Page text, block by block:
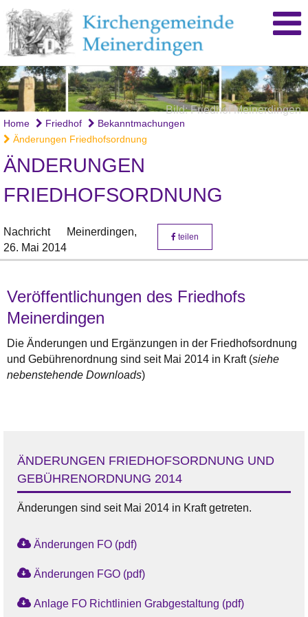
Bild: Friedhof Meinerdingen
Home Friedhof
Bekanntmachungen
Änderungen Friedhofsordnung
ÄNDERUNGEN
FRIEDHOFSORDNUNG
Nachricht
Meinerdingen,
26. Mai 2014
teilen
Veröffentlichungen des Friedhofs
Meinerdingen
Die Änderungen und Ergänzungen in der Friedhofsordnung
und Gebührenordnung sind seit Mai 2014 in Kraft (siehe
nebenstehende Downloads)
ÄNDERUNGEN FRIEDHOFSORDNUNG UND
GEBÜHRENORDNUNG 2014
Änderungen sind seit Mai 2014 in Kraft getreten.
Änderungen FO (pdf)
Änderungen FGO (pdf)
Anlage FO Richtlinien Grabgestaltung (pdf)